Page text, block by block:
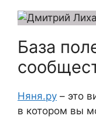
База
Няня.ру – это
в котором вы